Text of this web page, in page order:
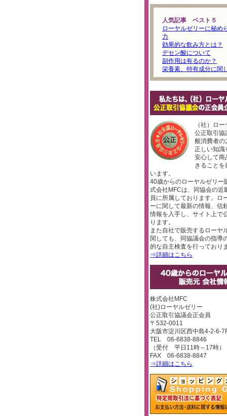
人気記事 ベスト５
ローヤルゼリーに秘め
力
効果的な飲み方とは？
デセン酸について
副作用は有るのか？
栄養素、特有成分に関
（社）ロ
公正取引協
般消費者の
正しい知識
安心して商
きることを
います。
40歳からのローヤルゼリー
式会社MFCは、同協会の近
員に所属しております。ロ
ーに関して最新の情報、信
情報を入手し、サイト上で
ります。
また自社で販売するローヤ
関しても、同協議会の指導
的な自主検査を行っており
⇒詳細はこちら
株式会社MFC
(社)ローヤルゼリー
公正取引協議会正会員
〒532-0011
大阪市淀川区西中島4-2-6-
TEL 06-6838-8846
（受付 平日11時～17時）
FAX 06-6838-8847
⇒詳細はこちら